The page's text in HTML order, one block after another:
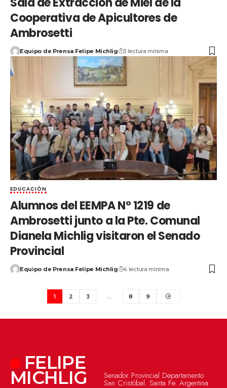
Cooperativa de Apicultores de
Ambrosetti
Equipo de Prensa Felipe Michlig 3 lectura mínima
EDUCACIÓN
Alumnos del EEMPA N° 1219 de
Ambrosetti junto a la Pte. Comunal
Dianela Michlig visitaron el Senado
Provincial
Equipo de Prensa Felipe Michlig 4 lectura mínima
1 2 3 … 8 9
FELIPE
MICHLIG Senador Provincial Departamento
San Cristóbal. Santa Fe. Argentina